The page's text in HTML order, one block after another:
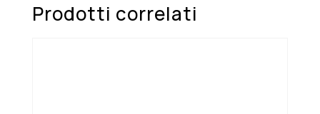
Prodotti correlati